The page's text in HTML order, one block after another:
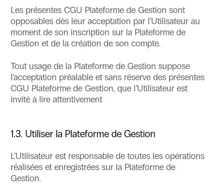
Les présentes CGU Plateforme de Gestion sont
opposables dès leur acceptation par l’Utilisateur au
moment de son inscription sur la Plateforme de
Gestion et de la création de son compte.
Tout usage de la Plateforme de Gestion suppose
l’acceptation préalable et sans réserve des présentes
CGU Plateforme de Gestion, que l’Utilisateur est
invité à lire attentivement
1.3. Utiliser la Plateforme de Gestion
L’Utilisateur est responsable de toutes les opérations
réalisées et enregistrées sur la Plateforme de
Gestion.